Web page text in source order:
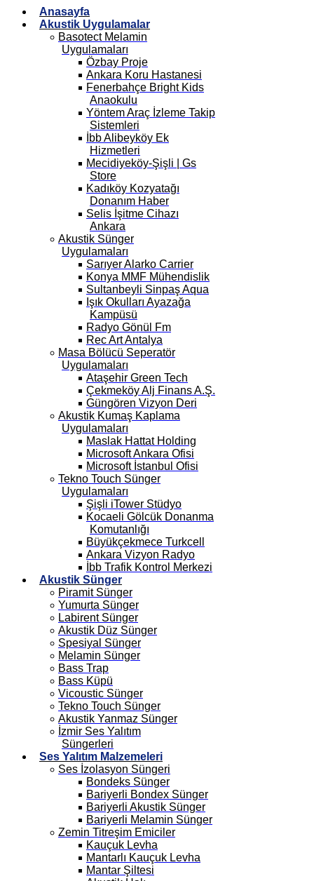
Anasayfa
Akustik Uygulamalar
Basotect Melamin
Uygulamaları
Özbay Proje
Ankara Koru Hastanesi
Fenerbahçe Bright Kids
Anaokulu
Yöntem Araç İzleme Takip
Sistemleri
İbb Alibeyköy Ek
Hizmetleri
Mecidiyeköy-Şişli | Gs
Store
Kadıköy Kozyatağı
Donanım Haber
Selis İşitme Cihazı
Ankara
Akustik Sünger
Uygulamaları
Sarıyer Alarko Carrier
Konya MMF Mühendislik
Sultanbeyli Sinpaş Aqua
Işık Okulları Ayazağa
Kampüsü
Radyo Gönül Fm
Rec Art Antalya
Masa Bölücü Seperatör
Uygulamaları
Ataşehir Green Tech
Çekmeköy Alj Finans A.Ş.
Güngören Vizyon Deri
Akustik Kumaş Kaplama
Uygulamaları
Maslak Hattat Holding
Microsoft Ankara Ofisi
Microsoft İstanbul Ofisi
Tekno Touch Sünger
Uygulamaları
Şişli iTower Stüdyo
Kocaeli Gölcük Donanma
Komutanlığı
Büyükçekmece Turkcell
Ankara Vizyon Radyo
İbb Trafik Kontrol Merkezi
Akustik Sünger
Piramit Sünger
Yumurta Sünger
Labirent Sünger
Akustik Düz Sünger
Spesiyal Sünger
Melamin Sünger
Bass Trap
Bass Küpü
Vicoustic Sünger
Tekno Touch Sünger
Akustik Yanmaz Sünger
İzmir Ses Yalıtım
Süngerleri
Ses Yalıtım Malzemeleri
Ses İzolasyon Süngeri
Bondeks Sünger
Bariyerli Bondex Sünger
Bariyerli Akustik Sünger
Bariyerli Melamin Sünger
Zemin Titreşim Emiciler
Kauçuk Levha
Mantarlı Kauçuk Levha
Mantar Şiltesi